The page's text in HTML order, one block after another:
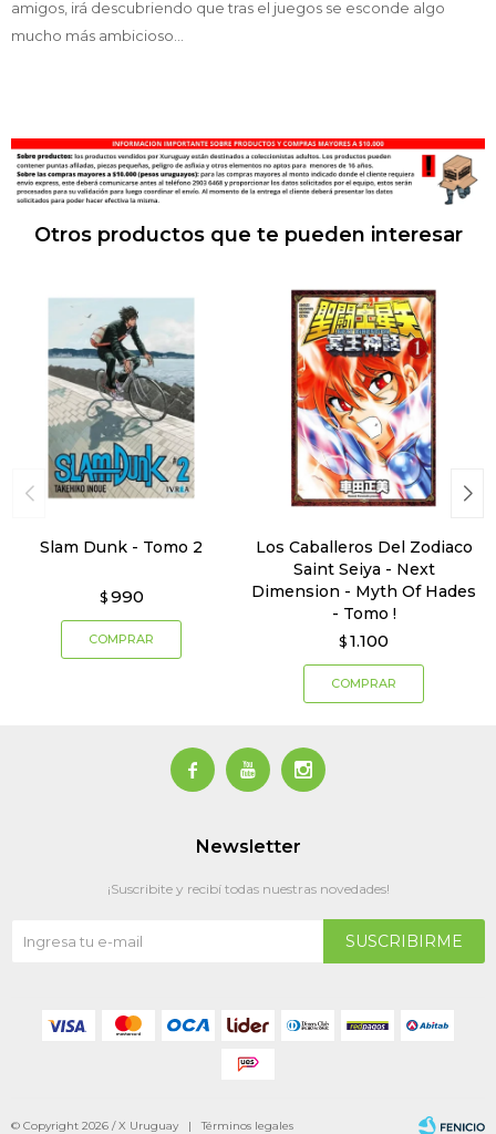
amigos, irá descubriendo que tras el juegos se esconde algo
mucho más ambicioso...
Otros productos que te pueden interesar
Slam Dunk - Tomo 2
$ 990
Los Caballeros Del Zodiaco
Saint Seiya - Next
Dimension - Myth Of Hades
- Tomo !
$ 1.100
  
Newsletter
¡Suscribite y recibí todas nuestras novedades!
SUSCRIBIRME
© Copyright 2026 / X Uruguay |Términos legales